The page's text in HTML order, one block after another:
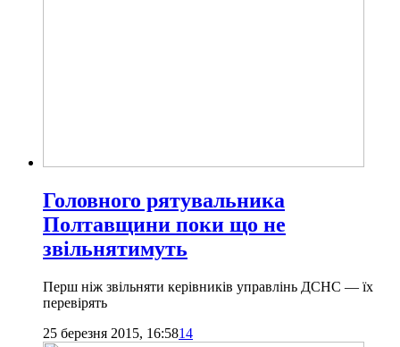
Головного рятувальника
Полтавщини поки що не
звільнятимуть
Перш ніж звільняти керівників управлінь ДСНС — їх
перевірять
25 березня 2015, 16:5814